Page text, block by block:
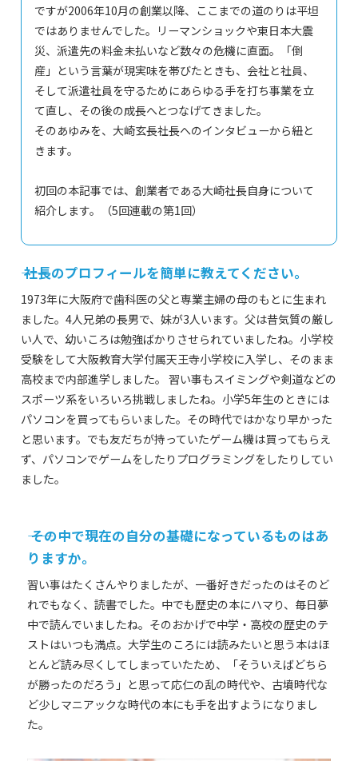
ですが2006年10月の創業以降、ここまでの道のりは平坦
ではありませんでした。リーマンショックや東日本大震
災、派遣先の料金未払いなど数々の危機に直面。「倒
産」という言葉が現実味を帯びたときも、会社と社員、
そして派遣社員を守るためにあらゆる手を打ち事業を立
て直し、その後の成長へとつなげてきました。
そのあゆみを、大崎玄長社長へのインタビューから紐と
きます。
初回の本記事では、創業者である大崎社長自身について
紹介します。（5回連載の第1回）
―― 社長のプロフィールを簡単に教えてください。
1973年に大阪府で歯科医の父と専業主婦の母のもとに生まれ
ました。4人兄弟の長男で、妹が3人います。父は昔気質の厳し
い人で、幼いころは勉強ばかりさせられていましたね。小学校
受験をして大阪教育大学付属天王寺小学校に入学し、そのまま
高校まで内部進学しました。 習い事もスイミングや剣道などの
スポーツ系をいろいろ挑戦しましたね。小学5年生のときには
パソコンを買ってもらいました。その時代ではかなり早かった
と思います。でも友だちが持っていたゲーム機は買ってもらえ
ず、パソコンでゲームをしたりプログラミングをしたりしてい
ました。
―― その中で現在の自分の基礎になっているものはあ
りますか。
習い事はたくさんやりましたが、一番好きだったのはそのど
れでもなく、読書でした。中でも歴史の本にハマり、毎日夢
中で読んでいましたね。そのおかげで中学・高校の歴史のテ
ストはいつも満点。大学生のころには読みたいと思う本はほ
とんど読み尽くしてしまっていたため、「そういえばどちら
が勝ったのだろう」と思って応仁の乱の時代や、古墳時代な
ど少しマニアックな時代の本にも手を出すようになりまし
た。